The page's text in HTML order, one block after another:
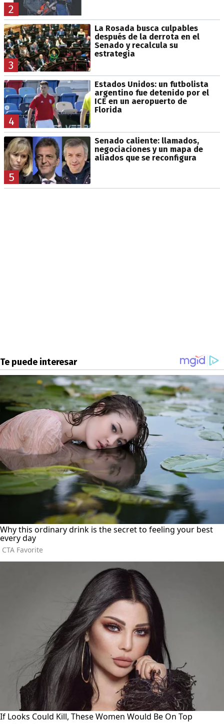
2
3
La Rosada busca culpables
después de la derrota en el
Senado y recalcula su
estrategia
4
Estados Unidos: un futbolista
argentino fue detenido por el
ICE en un aeropuerto de
Florida
5
Senado caliente: llamados,
negociaciones y un mapa de
aliados que se reconfigura